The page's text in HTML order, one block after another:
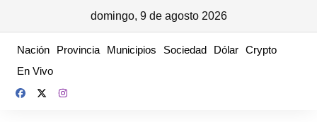
domingo, 9 de agosto 2026
content
Nación Provincia Municipios Sociedad Dólar Crypto
En Vivo